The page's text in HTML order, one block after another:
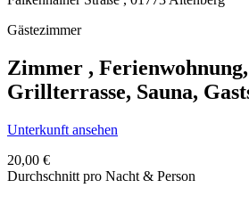
Gästezimmer
Zimmer ,
Grillterrasse, Sauna,
Unterkunft ansehen
20,00 €
Durchschnitt pro Nacht & Person